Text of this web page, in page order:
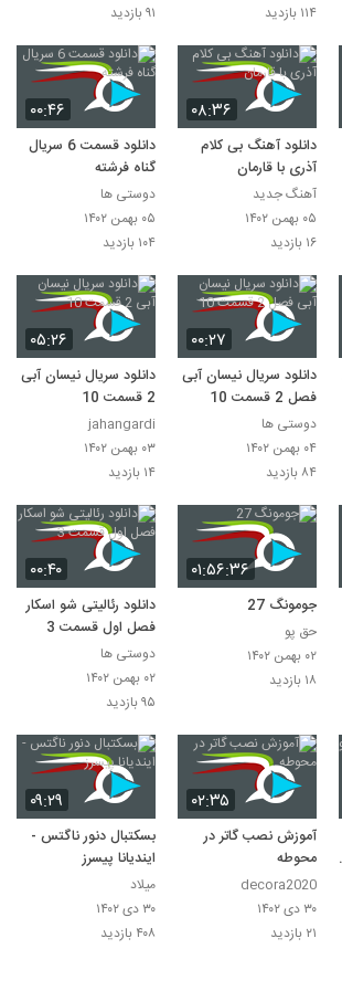
۱۱۴ بازدید
۹۱ بازدید
۰۸:۳۶
دانلود آهنگ بی کلام
آذری با قارمان
آهنگ جدید
۰۵ بهمن ۱۴۰۲
۱۶ بازدید
۰۰:۴۶
دانلود قسمت 6 سریال
گناه فرشته
دوستی ها
۰۵ بهمن ۱۴۰۲
۱۰۴ بازدید
۰۰:۲۷
دانلود سریال نیسان آبی
فصل 2 قسمت 10
دوستی ها
۰۴ بهمن ۱۴۰۲
۸۴ بازدید
۰۵:۲۶
دانلود سریال نیسان آبی
2 قسمت 10
jahangardi
۰۳ بهمن ۱۴۰۲
۱۴ بازدید
۰۱:۵۶:۳۶
جومونگ 27
حق پو
۰۲ بهمن ۱۴۰۲
۱۸ بازدید
۰۰:۴۰
دانلود رئالیتی شو اسکار
فصل اول قسمت 3
دوستی ها
۰۲ بهمن ۱۴۰۲
۹۵ بازدید
۰۲:۳۵
آموزش نصب گاتر در
محوطه
decora2020
۳۰ دی ۱۴۰۲
۲۱ بازدید
۰۹:۲۹
بسکتبال دنور ناگتس -
ایندیانا پیسرز
میلاد
۳۰ دی ۱۴۰۲
۴۰۸ بازدید